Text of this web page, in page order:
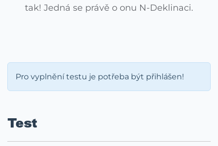
tak! Jedná se právě o onu N-Deklinaci.
Pro vyplnění testu je potřeba být přihlášen!
Test